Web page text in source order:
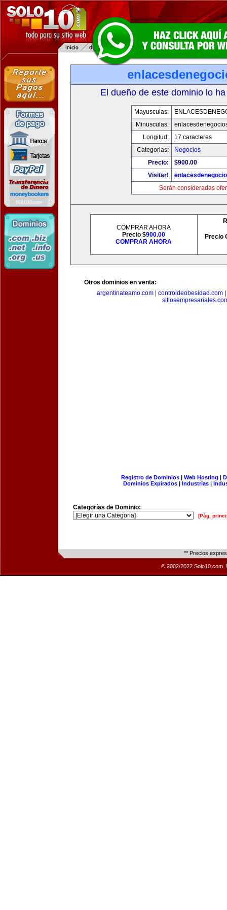
El dueño de este dominio lo
Mayusculas:
Minusculas:
Longitud:
17 caracteres
Categorias:
Negocios
Precio:
$900.00
Visitar!
Serán consideradas
COMPRAR AHORA
Precio $900.00
COMPRAR AHORA
Precio
Otros dominios en venta:
argentinateamo.com| controldeobesidad.com|
Registro de Dominios| Web Hosting |
Dominios Expirados | Industrias |
Categorías de Dominio:
[Pág.
** Precios
© 2002/2022 Solo10.com